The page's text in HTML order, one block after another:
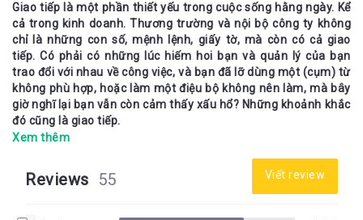
Giao tiếp là một phần thiết yếu trong cuộc sống hằng ngày. Kể
cả trong kinh doanh. Thương trường và nội bộ công ty không
chỉ là những con số, mệnh lệnh, giấy tờ, mà còn có cả giao
tiếp. Có phải có những lúc hiếm hoi bạn và quản lý của bạn
trao đổi với nhau về công việc, và bạn đã lỡ dùng một (cụm) từ
không phù hợp, hoặc làm một điệu bộ không nên làm, mà bây
giờ nghĩ lại bạn vẫn còn cảm thấy xấu hổ? Những khoảnh khắc
đó cũng là giao tiếp.
Nếu như giao tiếp với người thân đã quan trọng, giao tiếp ở
chốn công sở cũng quan trọng chả kém. Nó là chất xúc tác
làm công việc trôi chảy, là “nước tiên” làm mềm hóa những
cục đá khó khăn cứng đầu. Nếu giao tiếp ở công sở tốt, công
Xem thêm
Reviews 55 Viết review